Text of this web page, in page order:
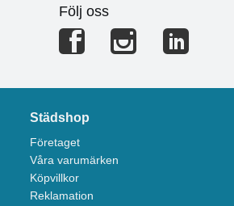
Följ oss
Städshop
Företaget
Våra varumärken
Köpvillkor
Reklamation